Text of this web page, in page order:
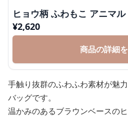
ヒョウ柄 ふわもこ アニマ
¥2,620
商品の詳細
手触り抜群のふわふわ素材が魅
バッグです。
温かみのあるブラウンベースの